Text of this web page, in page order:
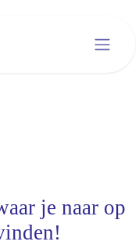
je naar op